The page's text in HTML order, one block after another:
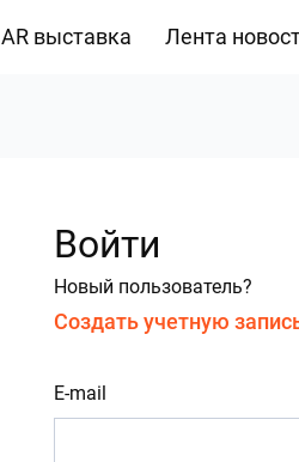
AR выставка Лента
Войти
Новый пользователь?
Создать учетную
E-mail